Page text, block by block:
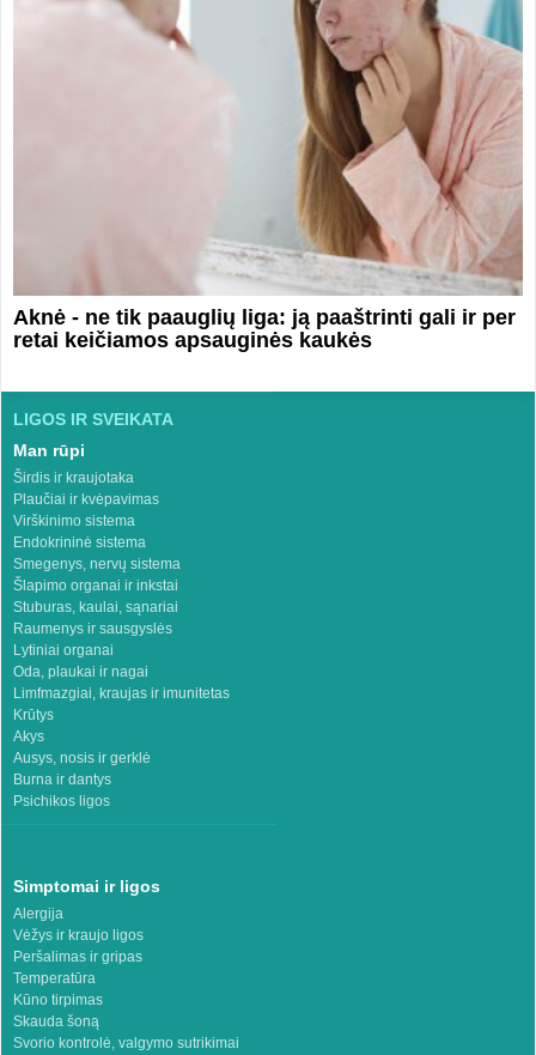
Aknė - ne tik paauglių liga: ją paaštrinti gali ir per
retai keičiamos apsauginės kaukės
LIGOS IR SVEIKATA
Man rūpi
Širdis ir kraujotaka
Plaučiai ir kvėpavimas
Virškinimo sistema
Endokrininė sistema
Smegenys, nervų sistema
Šlapimo organai ir inkstai
Stuburas, kaulai, sąnariai
Raumenys ir sausgyslės
Lytiniai organai
Oda, plaukai ir nagai
Limfmazgiai, kraujas ir imunitetas
Krūtys
Akys
Ausys, nosis ir gerklė
Burna ir dantys
Psichikos ligos
Simptomai ir ligos
Alergija
Vėžys ir kraujo ligos
Peršalimas ir gripas
Temperatūra
Kūno tirpimas
Skauda šoną
Svorio kontrolė, valgymo sutrikimai